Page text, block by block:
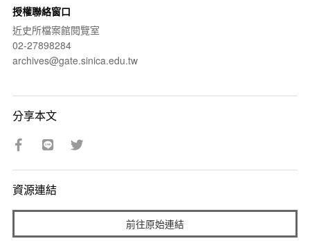
授權聯絡窗口
近史所檔案館閱覽室
02-27898284
archives@gate.sinica.edu.tw
分享本文
資源連結
前往原始連結